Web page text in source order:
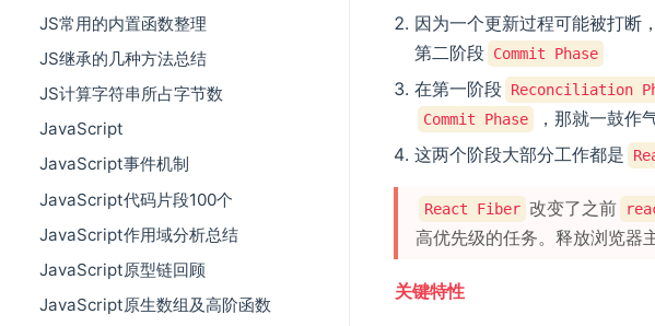
JS常用的内置函数整理
JS继承的几种方法总结
JS计算字符串所占字节数
JavaScript
JavaScript事件机制
JavaScript代码片段100个
JavaScript作用域分析总结
JavaScript原型链回顾
JavaScript原生数组及高阶函数
因为一个更新过程可能被打断
第二阶段 Commit Phase
在第一阶段 Reconciliation
Commit Phase ，那就一鼓作
这两个阶段大部分工作都是
React Fiber 改变了之前
高优先级的任务。释放浏览器
关键特性